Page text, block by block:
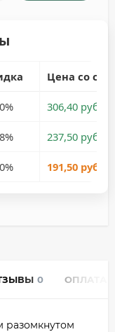
Цена со
306,40 руб.
237,50 руб.
191,50 руб.
0 ОПЛАТА
разомкнутом